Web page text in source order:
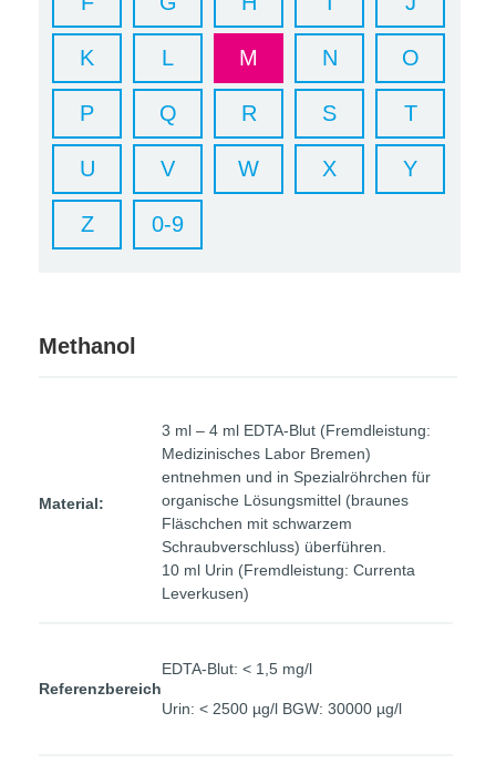
K L M N O
P Q R S T
U V W X Y
Z 0-9
Methanol
Material:
3 ml – 4 ml EDTA-Blut (Fremdleistung:
Medizinisches Labor Bremen)
entnehmen und in Spezialröhrchen für
organische Lösungsmittel (braunes
Fläschchen mit schwarzem
Schraubverschluss) überführen.
10 ml Urin (Fremdleistung: Currenta
Leverkusen)
Referenzbereich
EDTA-Blut: < 1,5 mg/l
Urin: < 2500 µg/l BGW: 30000 µg/l